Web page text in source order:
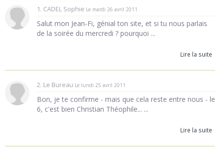
1. CADEL Sophie Le mardi 26 avril 2011
Salut mon Jean-Fi, génial ton site, et si tu nous parlais
de la soirée du mercredi ? pourquoi ...
Lire la suite
2. Le Bureau Le lundi 25 avril 2011
Bon, je te confirme - mais que cela reste entre nous - le
6, c'est bien Christian Théophile... ...
Lire la suite